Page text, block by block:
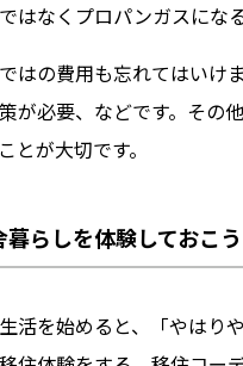
はなくプロパンガスにな
はの費用も忘れてはいけ
が必要、などです。その
とが大切です。
らしを体験しておこう
活を始めると、「やはり